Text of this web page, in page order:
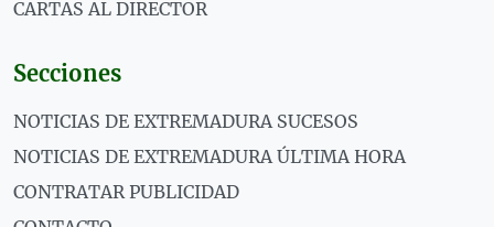
CARTAS AL DIRECTOR
Secciones
NOTICIAS DE EXTREMADURA SUCESOS
NOTICIAS DE EXTREMADURA ÚLTIMA HORA
CONTRATAR PUBLICIDAD